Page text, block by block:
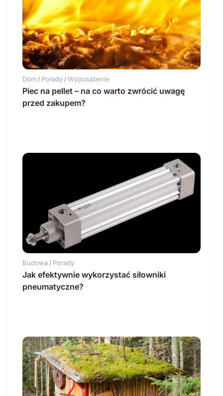
Dom / Porady / Wyposażenie
Piec na pellet – na co warto zwrócić uwagę
przed zakupem?
Budowa / Porady
Jak efektywnie wykorzystać siłowniki
pneumatyczne?